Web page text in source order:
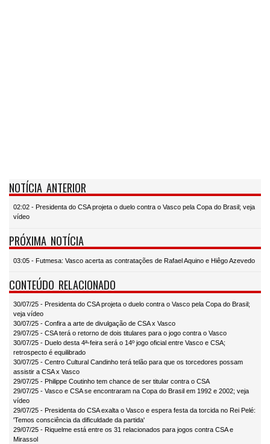
NOTÍCIA ANTERIOR
02:02 - Presidenta do CSA projeta o duelo contra o Vasco pela Copa do Brasil; veja
vídeo
PRÓXIMA NOTÍCIA
03:05 - Futmesa: Vasco acerta as contratações de Rafael Aquino e Hiêgo Azevedo
CONTEÚDO RELACIONADO
30/07/25 - Presidenta do CSA projeta o duelo contra o Vasco pela Copa do Brasil;
veja vídeo
30/07/25 - Confira a arte de divulgação de CSA x Vasco
29/07/25 - CSA terá o retorno de dois titulares para o jogo contra o Vasco
30/07/25 - Duelo desta 4ª-feira será o 14º jogo oficial entre Vasco e CSA;
retrospecto é equilibrado
30/07/25 - Centro Cultural Candinho terá telão para que os torcedores possam
assistir a CSA x Vasco
29/07/25 - Philippe Coutinho tem chance de ser titular contra o CSA
29/07/25 - Vasco e CSA se encontraram na Copa do Brasil em 1992 e 2002; veja
vídeo
29/07/25 - Presidenta do CSA exalta o Vasco e espera festa da torcida no Rei Pelé:
'Temos consciência da dificuldade da partida'
29/07/25 - Riquelme está entre os 31 relacionados para jogos contra CSA e
Mirassol